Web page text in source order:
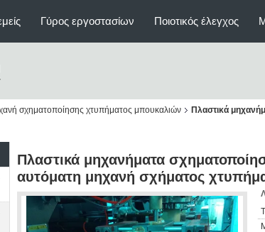
Γύρος εργοστασίων Ποιοτικός έλεγχος
σχηματοποίησης χτυπήματος μπουκαλιών Πλαστικά
Πλαστικά μηχανήματα
αυτόματη μηχανή σχήματος